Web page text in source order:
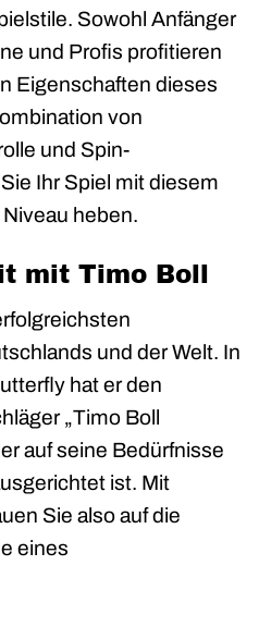
Sowohl Anfänger
und Profis profitieren
Eigenschaften dieses
von
und Spin-
Ihr Spiel mit diesem
heben.
mit Timo Boll
und der Welt. In
hat er den
„Timo Boll
auf seine Bedürfnisse
ist. Mit
Sie also auf die
eines